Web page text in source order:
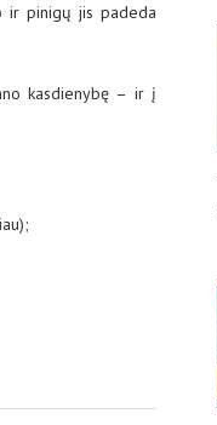
ir pinigų jis padeda
kasdienybę – ir į